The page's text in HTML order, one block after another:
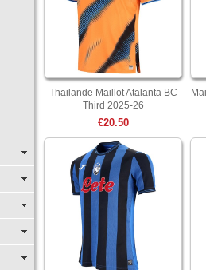
Thailande Maillot Atalanta BC
Third 2025-26
€20.50